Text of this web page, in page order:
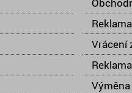
Vrácení